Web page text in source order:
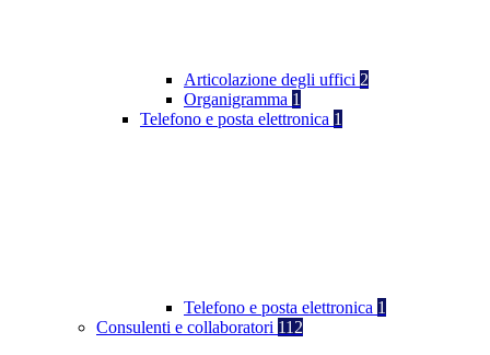
Articolazione degli uffici 2
Organigramma 1
Telefono e posta elettronica 1
Telefono e posta elettronica 1
Consulenti e collaboratori 112